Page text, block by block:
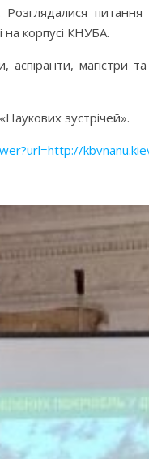
на корпусі КНУБА.
аспіранти,
зустрічей».